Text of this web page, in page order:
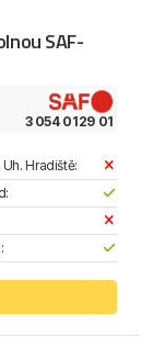
SAF-
3 054 0129 01
Hradiště: